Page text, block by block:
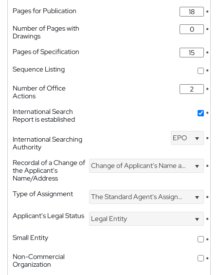
Pages for Publication
*
Number of Pages with
Drawings
*
Pages of Specification
*
Sequence Listing
*
Number of Office
Actions
*
International Search
Report is established
*
International Searching
Authority
EPO *
Recordal of a Change of
the Applicant's
Name/Address
Change of Applicant's Name and Address *
Type of Assignment The Standard Agent's Assignment
*
Applicant's Legal Status
Legal Entity
*
Small Entity
*
Non-Commercial
Organization
*